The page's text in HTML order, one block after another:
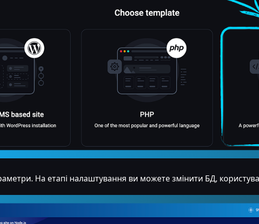
На етапі налаштування ви можете змінити БД,